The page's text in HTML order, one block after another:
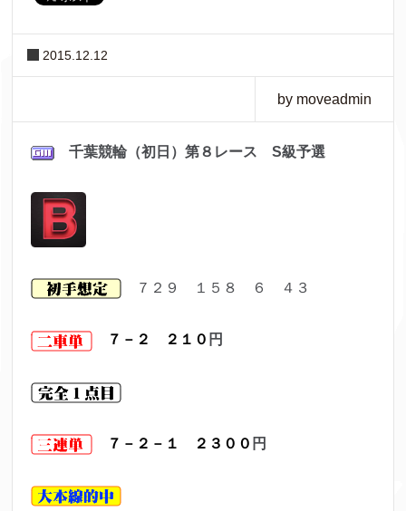
2015.12.12
by moveadmin
千葉競輪（初日）第８レース S級予選
７２９ １５８ ６ ４３
７－２ ２１０ 円
７－２－１ ２３００ 円